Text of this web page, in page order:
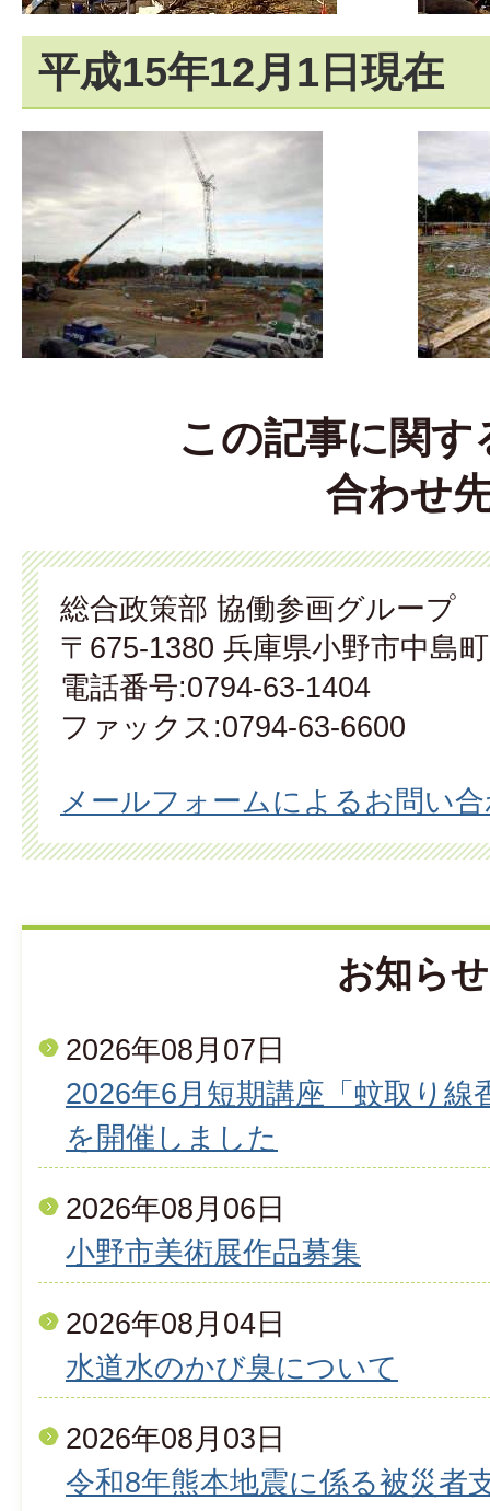
平成15年12月1日現在
この記事に関す
合わせ
総合政策部 協働参画グループ
〒675-1380 兵庫県小野市中島
電話番号:0794-63-1404
ファックス:0794-63-6600
メールフォームによるお問い
お知らせ
2026年08月07日
2026年6月短期講座「蚊取り
を開催しました
2026年08月06日
小野市美術展作品募集
2026年08月04日
水道水のかび臭について
2026年08月03日
令和8年熊本地震に係る被災者